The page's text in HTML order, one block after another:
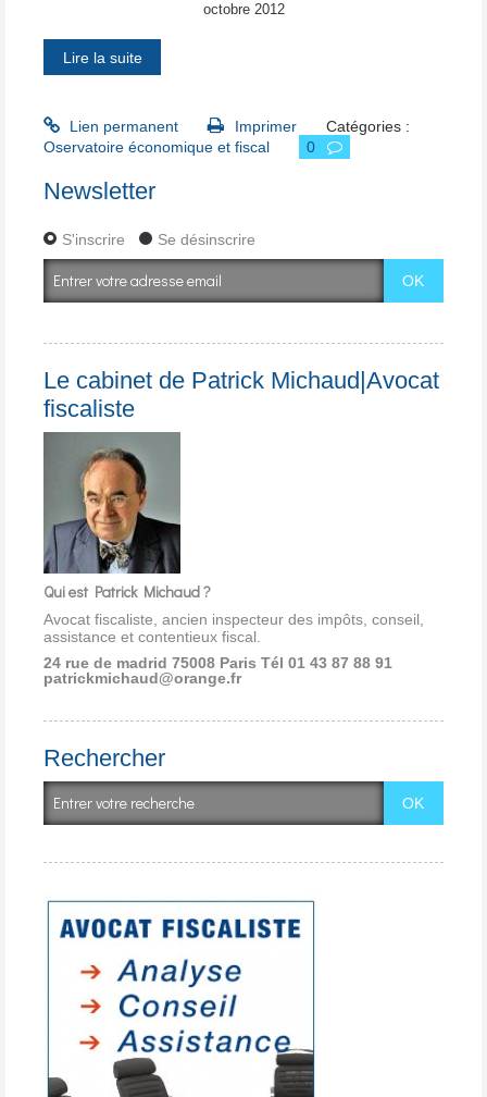
octobre 2012
Lire la suite
Lien permanent Imprimer
Catégories :
Oservatoire économique et fiscal
0
Newsletter
S'inscrire Se désinscrire
Le cabinet de Patrick Michaud|Avocat
fiscaliste
Qui est Patrick Michaud ?
Avocat fiscaliste, ancien inspecteur des impôts, conseil,
assistance et contentieux fiscal.
24 rue de madrid 75008 Paris Tél 01 43 87 88 91
patrickmichaud@orange.fr
Rechercher